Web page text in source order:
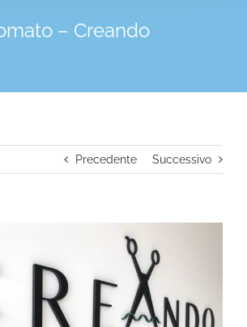
– Creando
Precedente Successivo